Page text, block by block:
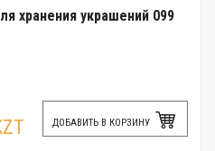
хранения украшений 099
ДОБАВИТЬ В КОРЗИНУ